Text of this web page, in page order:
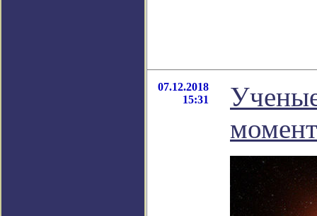
07.12.2018
15:31